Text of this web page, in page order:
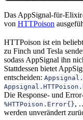
Das AppSignal-für-
von HTTPoison
HTTPoison ist ein
zu Finch und Tesla
sodass AppSignal ihn
Stattdessen bietet
entscheiden:
Die Response- und
%HTTPoison.Error{},
werden unverändert